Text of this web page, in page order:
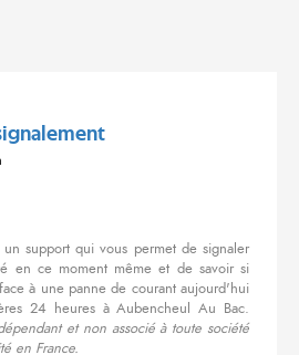
support qui vous permet de signaler
en ce moment même et de savoir si
à une panne de courant aujourd'hui
24 heures à Aubencheul Au Bac.
et non associé à toute société
en France.